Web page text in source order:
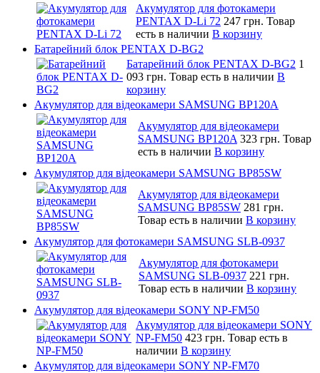
Акумулятор для фотокамери
PENTAX D-Li 72 247 грн. Товар
есть в наличии В корзину
Батарейний блок PENTAX D-BG2
Батарейний блок PENTAX D-BG2 1
093 грн. Товар есть в наличии В
корзину
Акумулятор для відеокамери SAMSUNG BP120A
Акумулятор для відеокамери
SAMSUNG BP120A 323 грн. Товар
есть в наличии В корзину
Акумулятор для відеокамери SAMSUNG BP85SW
Акумулятор для відеокамери
SAMSUNG BP85SW 281 грн.
Товар есть в наличии В корзину
Акумулятор для фотокамери SAMSUNG SLB-0937
Акумулятор для фотокамери
SAMSUNG SLB-0937 221 грн.
Товар есть в наличии В корзину
Акумулятор для відеокамери SONY NP-FM50
Акумулятор для відеокамери SONY
NP-FM50 423 грн. Товар есть в
наличии В корзину
Акумулятор для відеокамери SONY NP-FM70